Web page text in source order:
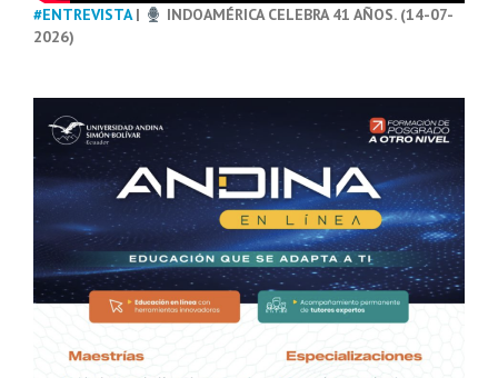
#ENTREVISTA|
INDOAMÉRICA CELEBRA 41 AÑOS. (14-07-
2026)